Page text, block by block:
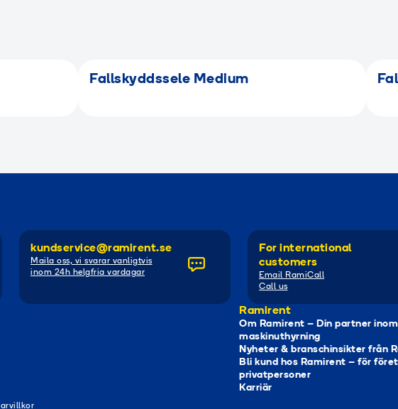
Fallskyddssele Medium
kundservice@ramirent.se
Maila oss, vi svarar vanligtvis
inom 24h helgfria vardagar
For international
customers
Email RamiCall
Call us
Ramirent
Om Ramirent – Din partner inom
maskinuthyrning
Nyheter & branschinsikter från
Bli kund hos Ramirent – för
privatpersoner
Karriär